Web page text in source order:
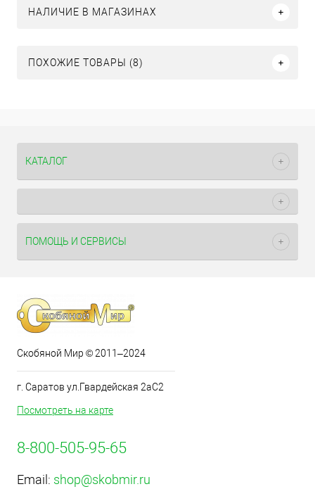
НАЛИЧИЕ В МАГАЗИНАХ
ПОХОЖИЕ ТОВАРЫ (8)
КАТАЛОГ
ПОМОЩЬ И СЕРВИСЫ
Скобяной Мир © 2011–2024
г. Саратов ул.Гвардейская 2аС2
Посмотреть на карте
8-800-505-95-65
Email: shop@skobmir.ru